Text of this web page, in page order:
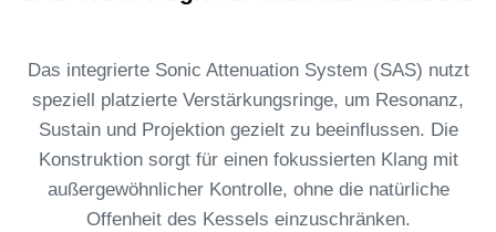
Das integrierte Sonic Attenuation System (SAS) nutzt
speziell platzierte Verstärkungsringe, um Resonanz,
Sustain und Projektion gezielt zu beeinflussen. Die
Konstruktion sorgt für einen fokussierten Klang mit
außergewöhnlicher Kontrolle, ohne die natürliche
Offenheit des Kessels einzuschränken.